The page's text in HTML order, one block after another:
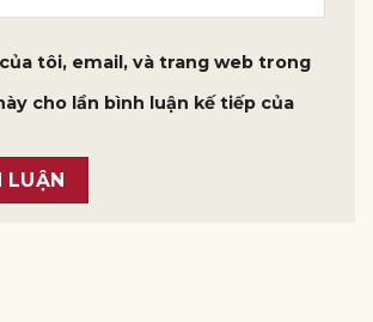
tôi, email, và trang web trong
cho lần bình luận kế tiếp của